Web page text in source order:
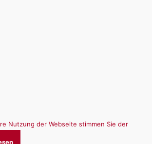
Nutzung der Webseite stimmen Sie der